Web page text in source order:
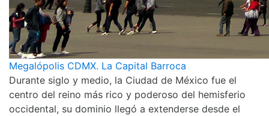
Megalópolis CDMX. La Capital Barroca
Durante siglo y medio, la Ciudad de México fue el
centro del reino más rico y poderoso del hemisferio
occidental, su dominio llegó a extenderse desde el